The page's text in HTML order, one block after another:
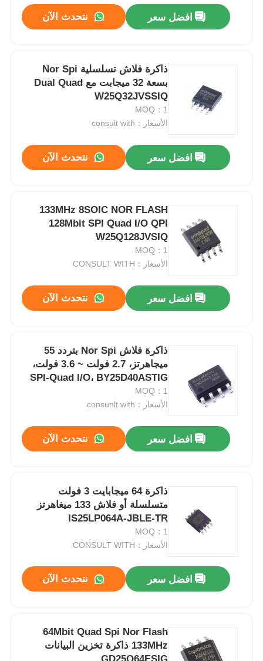
فيديوهات
حولنا
أخبار
مجموعة بوابة قابلة للبرمجة في مجال FPGA
افضل سعر نتحدث الآن
ذاكرة فلاش تسلسلية Nor Spi
بسعة 32 ميجابت مع Dual Quad
W25Q32JVSSIQ
MOQ：1
الأسعار：consult with
افضل سعر نتحدث الآن
133MHz 8SOIC NOR FLASH
128Mbit SPI Quad I/O QPI
W25Q128JVSIQ
MOQ：1
الأسعار：CONSULT WITH
افضل سعر نتحدث الآن
ذاكرة فلاش Nor Spi بتردد 55
ميجاهرتز، 2.7 فولت ~ 3.6 فولت،
SPI-Quad I/O، BY25D40ASTIG
MOQ：1
الأسعار：consunlt with
افضل سعر نتحدث الآن
ذاكرة 64 ميجابايت 3 فولت
متسلسلة أو فلاش 133 ميغاهرتز
IS25LP064A-JBLE-TR
MOQ：1
الأسعار：CONSULT WITH
افضل سعر نتحدث الآن
64Mbit Quad Spi Nor Flash
133MHz ذاكرة تخزين البيانات
GD25Q64ESIG